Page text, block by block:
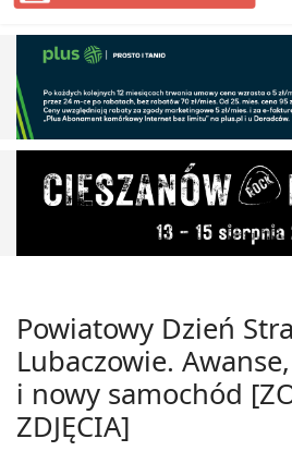
Powiatowy Dzień
Lubaczowie.
i nowy samochód
ZDJĘCIA]